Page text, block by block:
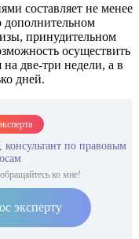
составляет не менее
дополнительном
принудительном
осуществить
на две-три недели, а в
дней.
по правовым
ко мне!
эксперту